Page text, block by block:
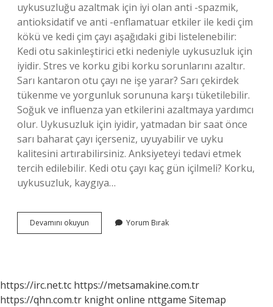
uykusuzluğu azaltmak için iyi olan anti -spazmik,
antioksidatif ve anti -enflamatuar etkiler ile kedi çim
kökü ve kedi çim çayı aşağıdaki gibi listelenebilir:
Kedi otu sakinleştirici etki nedeniyle uykusuzluk için
iyidir. Stres ve korku gibi korku sorunlarını azaltır.
Sarı kantaron otu çayı ne işe yarar? Sarı çekirdek
tükenme ve yorgunluk sorununa karşı tüketilebilir.
Soğuk ve influenza yan etkilerini azaltmaya yardımcı
olur. Uykusuzluk için iyidir, yatmadan bir saat önce
sarı baharat çayı içerseniz, uyuyabilir ve uyku
kalitesini artırabilirsiniz. Anksiyeteyi tedavi etmek
tercih edilebilir. Kedi otu çayı kaç gün içilmeli? Korku,
uykusuzluk, kaygıya…
Devamını okuyun
Kantaron
Işe
Yarar
Yorum Bırak
https://irc.net.tc https://metsamakine.com.tr
https://qhn.com.tr knight online nttgame Sitemap